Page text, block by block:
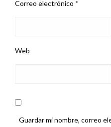
Correo electrónico *
Web
Guardar mi nombre, correo